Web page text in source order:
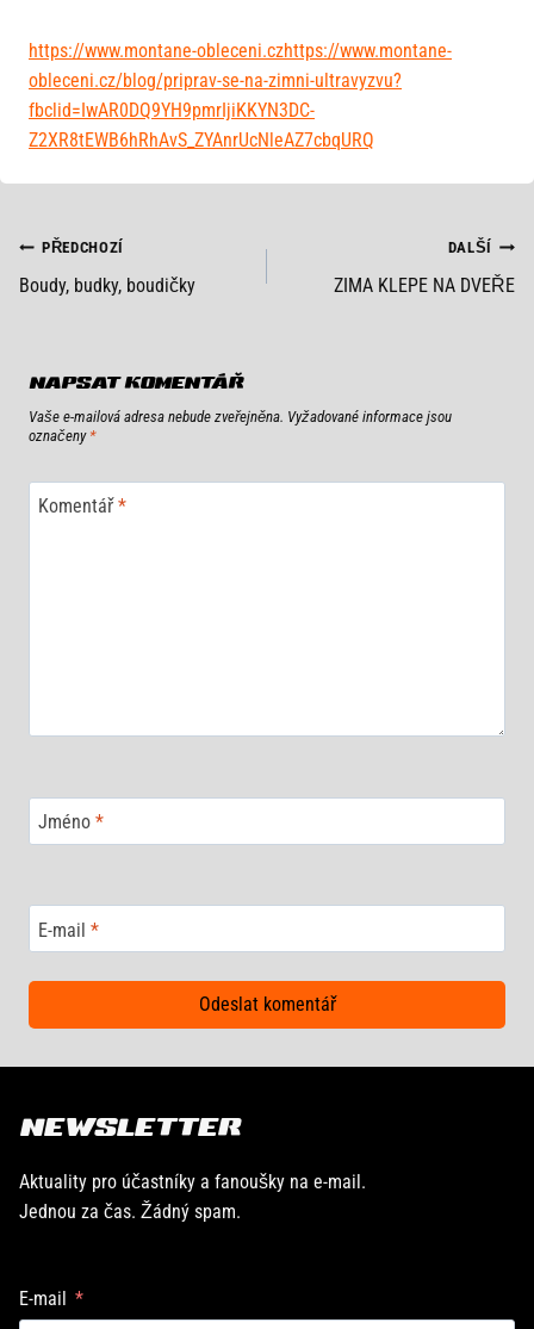
https://www.montane-obleceni.czhttps://www.montane-
obleceni.cz/blog/priprav-se-na-zimni-ultravyzvu?
fbclid=IwAR0DQ9YH9pmrIjiKKYN3DC-
Z2XR8tEWB6hRhAvS_ZYAnrUcNleAZ7cbqURQ
NAVIGACE
PRO
PŘEDCHOZÍ
Boudy, budky, boudičky
DALŠÍ
ZIMA KLEPE NA DVEŘE
NAPSAT KOMENTÁŘ
Vaše e-mailová adresa nebude zveřejněna. Vyžadované informace jsou
označeny *
Komentář*
Jméno *
E-mail *
NEWSLETTER
Aktuality pro účastníky a fanoušky na e-mail.
Jednou za čas. Žádný spam.
E-mail